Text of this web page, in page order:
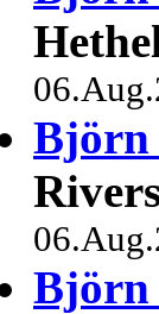
Björn
Björn